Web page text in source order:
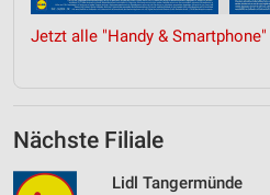
Jetzt alle "Handy &
Nächste Filiale
Lidl Tangermünde